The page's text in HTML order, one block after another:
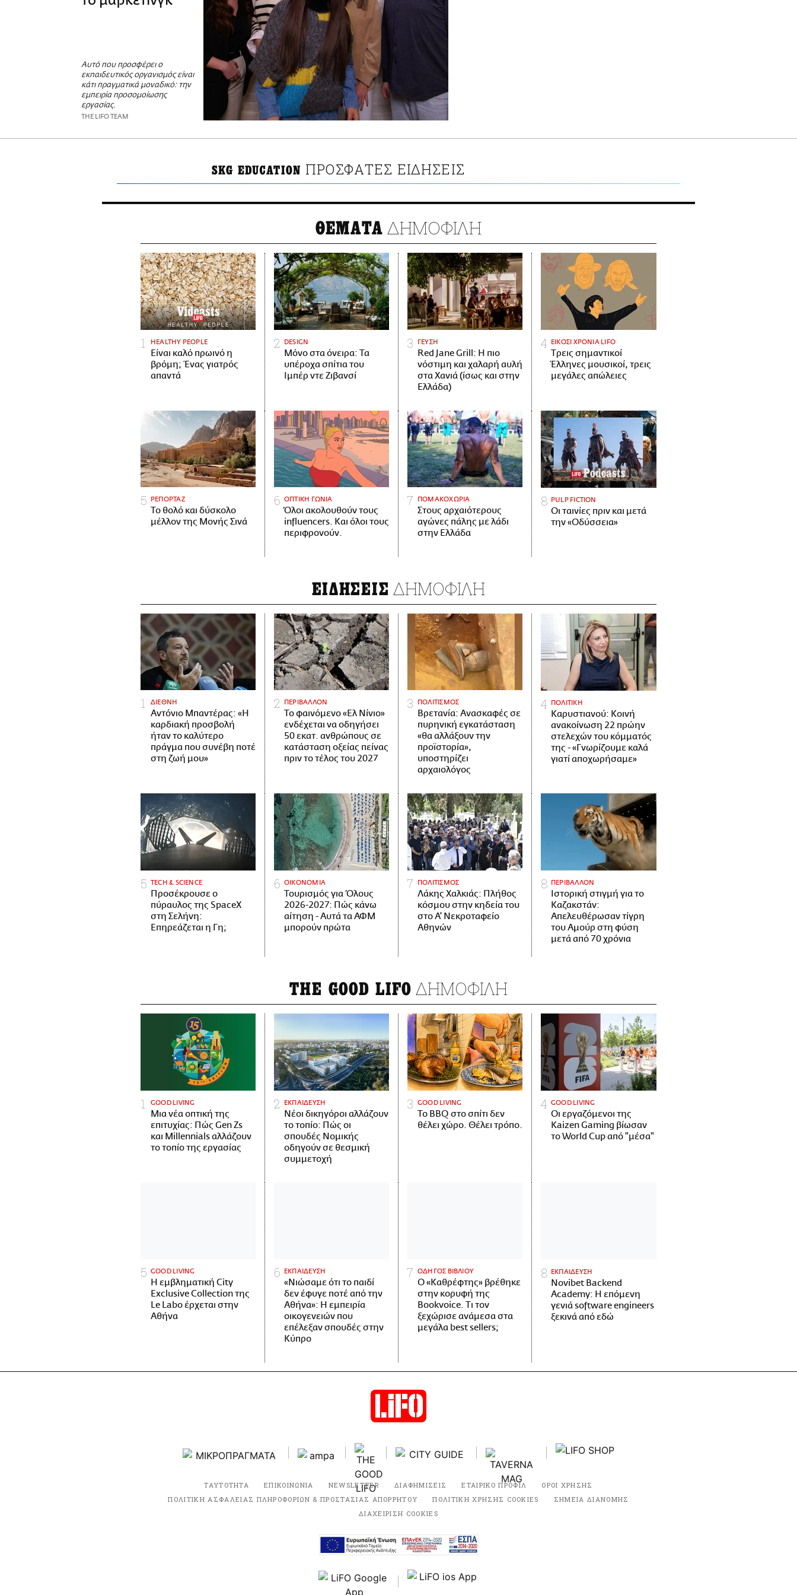
Αυτό που προσφέρει ο
εκπαιδευτικός οργανισμός είναι
κάτι πραγματικά μοναδικό: την
εμπειρία προσομοίωσης
εργασίας.
THE LIFO TEAM
SKG EDUCATION ΠΡΟΣΦΑΤΕΣ ΕΙΔΗΣΕΙΣ
ΘΕΜΑΤΑ ΔΗΜΟΦΙΛΗ
HEALTHY PEOPLE
Είναι καλό πρωινό η
βρόμη; Ένας γιατρός
απαντά
DESIGN
Μόνο στα όνειρα: Τα
υπέροχα σπίτια του
Ιμπέρ ντε Ζιβανσί
ΓΕΥΣΗ
Red Jane Grill: Η πιο
νόστιμη και χαλαρή αυλή
στα Χανιά (ίσως και στην
Ελλάδα)
ΕΙΚΟΣΙ ΧΡΟΝΙΑ LIFO
Tρεις σημαντικοί
Έλληνες μουσικοί, τρεις
μεγάλες απώλειες
ΡΕΠΟΡΤΑΖ
Το θολό και δύσκολο
μέλλον της Μονής Σινά
ΟΠΤΙΚΗ ΓΩΝΙΑ
Όλοι ακολουθούν τους
influencers. Και όλοι τους
περιφρονούν.
ΠΟΜΑΚΟΧΩΡΙΑ
Στους αρχαιότερους
αγώνες πάλης με λάδι
στην Ελλάδα
PULP FICTION
Οι ταινίες πριν και μετά
την «Οδύσσεια»
ΕΙΔΗΣΕΙΣ ΔΗΜΟΦΙΛΗ
ΔΙΕΘΝΗ
Αντόνιο Μπαντέρας: «Η
καρδιακή προσβολή
ήταν το καλύτερο
πράγμα που συνέβη ποτέ
στη ζωή μου»
ΠΕΡΙΒΑΛΛΟΝ
Το φαινόμενο «Ελ Νίνιο»
ενδέχεται να οδηγήσει
50 εκατ. ανθρώπους σε
κατάσταση οξείας πείνας
πριν το τέλος του 2027
ΠΟΛΙΤΙΣΜΟΣ
Βρετανία: Ανασκαφές σε
πυρηνική εγκατάσταση
«θα αλλάξουν την
προϊστορία»,
υποστηρίζει
αρχαιολόγος
ΠΟΛΙΤΙΚΗ
Καρυστιανού: Κοινή
ανακοίνωση 22 πρώην
στελεχών του κόμματός
της - «Γνωρίζουμε καλά
γιατί αποχωρήσαμε»
ΤECH & SCIENCE
Προσέκρουσε ο
πύραυλος της SpaceX
στη Σελήνη:
Επηρεάζεται η Γη;
ΟΙΚΟΝΟΜΙΑ
Τουρισμός για Όλους
2026-2027: Πώς κάνω
αίτηση - Αυτά τα ΑΦΜ
μπορούν πρώτα
ΠΟΛΙΤΙΣΜΟΣ
Λάκης Χαλκιάς: Πλήθος
κόσμου στην κηδεία του
στο Α' Νεκροταφείο
Αθηνών
ΠΕΡΙΒΑΛΛΟΝ
Ιστορική στιγμή για το
Καζακστάν:
Απελευθέρωσαν τίγρη
του Αμούρ στη φύση
μετά από 70 χρόνια
THE GOOD LIFO ΔΗΜΟΦΙΛΗ
GOOD LIVING
Μια νέα οπτική της
επιτυχίας: Πώς Gen Zs
και Millennials αλλάζουν
το τοπίο της εργασίας
ΕΚΠΑΙΔΕΥΣΗ
Νέοι δικηγόροι αλλάζουν
το τοπίο: Πώς οι
σπουδές Νομικής
οδηγούν σε θεσμική
συμμετοχή
GOOD LIVING
Το BBQ στο σπίτι δεν
θέλει χώρο. Θέλει τρόπο.
GOOD LIVING
Οι εργαζόμενοι της
Kaizen Gaming βίωσαν
το World Cup από "μέσα"
GOOD LIVING
Η εμβληματική City
Exclusive Collection της
Le Labo έρχεται στην
Αθήνα
ΕΚΠΑΙΔΕΥΣΗ
«Νιώσαμε ότι το παιδί
δεν έφυγε ποτέ από την
Αθήνα»: Η εμπειρία
οικογενειών που
επέλεξαν σπουδές στην
Κύπρο
ΟΔΗΓΟΣ ΒΙΒΛΙΟΥ
Ο «Καθρέφτης» βρέθηκε
στην κορυφή της
Bookvoice. Τι τον
ξεχώρισε ανάμεσα στα
μεγάλα best sellers;
ΕΚΠΑΙΔΕΥΣΗ
Novibet Backend
Academy: Η επόμενη
γενιά software engineers
ξεκινά από εδώ
ΤΑΥΤΟΤΗΤΑ ΕΠΙΚΟΙΝΩΝΙΑ NEWSLETTER ΔΙΑΦΗΜΙΣΕΙΣ ΕΤΑΙΡΙΚΟ ΠΡΟΦΙΛ
ΟΡΟΙ ΧΡΗΣΗΣ
ΠΟΛΙΤΙΚΗ ΑΣΦΑΛΕΙΑΣ ΠΛΗΡΟΦΟΡΙΩΝ & ΠΡΟΣΤΑΣΙΑΣ ΑΠΟΡΡΗΤΟΥ
ΠΟΛΙΤΙΚΗ ΧΡΗΣΗΣ COOKIES
ΣΗΜΕΙΑ ΔΙΑΝΟΜΗΣ
ΔΙΑΧΕΙΡΙΣΗ COOKIES